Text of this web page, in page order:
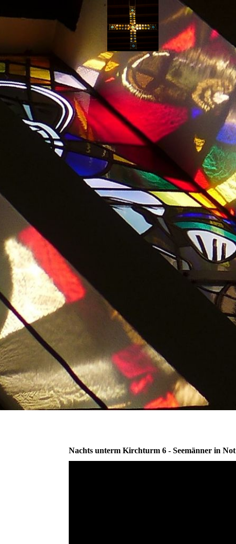
Nachts unterm Kirchturm 6 - Seemänner in Not